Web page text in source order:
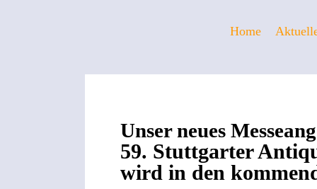
Home
Unser neues
59. Stuttgarter
wird in den